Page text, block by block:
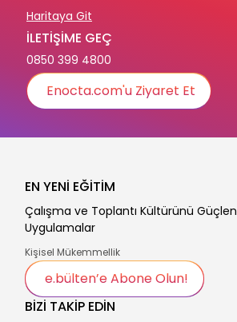
Haritaya Git
İLETİŞİME GEÇ
0850 399 4800
Enocta.com'u Ziyaret Et
BİZİ TAKİP EDİN
EN YENİ EĞİTİM
Çalışma ve Toplantı Kültürünü
Uygulamalar
Kişisel Mükemmellik
e.bülten’e Abone Olun!